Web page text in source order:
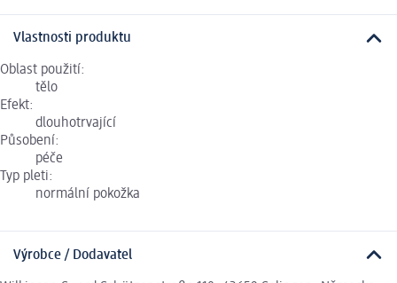
Vlastnosti produktu
Oblast použití:
tělo
Efekt:
dlouhotrvající
Působení:
péče
Typ pleti:
normální pokožka
Výrobce / Dodavatel